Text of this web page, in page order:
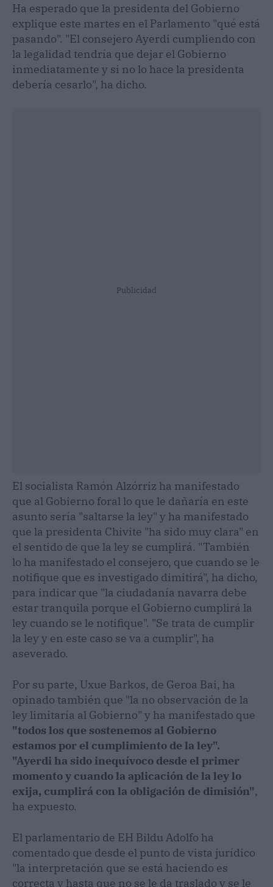
Ha esperado que la presidenta del Gobierno
explique este martes en el Parlamento "qué está
pasando". "El consejero Ayerdi cumpliendo con
la legalidad tendría que dejar el Gobierno
inmediatamente y si no lo hace la presidenta
debería cesarlo", ha dicho.
Publicidad
El socialista Ramón Alzórriz ha manifestado
que al Gobierno foral lo que le dañaría en este
asunto sería "saltarse la ley" y ha manifestado
que la presidenta Chivite "ha sido muy clara" en
el sentido de que la ley se cumplirá. "También
lo ha manifestado el consejero, que cuando se le
notifique que es investigado dimitirá", ha dicho,
para indicar que "la ciudadanía navarra debe
estar tranquila porque el Gobierno cumplirá la
ley cuando se le notifique". "Se trata de cumplir
la ley y en este caso se va a cumplir", ha
aseverado.
Por su parte, Uxue Barkos, de Geroa Bai, ha
opinado también que "la no observación de la
ley limitaría al Gobierno" y ha manifestado que
"todos los que sostenemos al Gobierno
estamos por el cumplimiento de la ley".
"Ayerdi ha sido inequívoco desde el primer
momento y cuando la aplicación de la ley lo
exija, cumplirá con la obligación de dimisión",
ha expuesto.
El parlamentario de EH Bildu Adolfo ha
comentado que desde el punto de vista jurídico
"la interpretación que se está haciendo es
correcta y hasta que no se le da traslado y se le